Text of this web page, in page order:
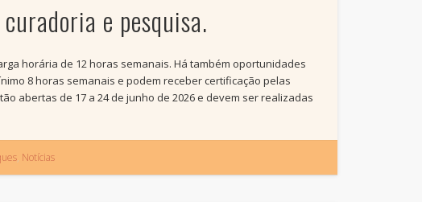
e pesquisa.
horária de 12 horas semanais. Há também oportunidades
8 horas semanais e podem receber certificação pelas
abertas de 17 a 24 de junho de 2026 e devem ser realizadas
, Notícias